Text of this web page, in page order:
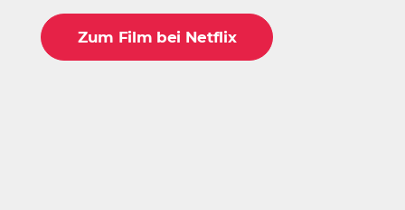
Zum Film bei Netflix